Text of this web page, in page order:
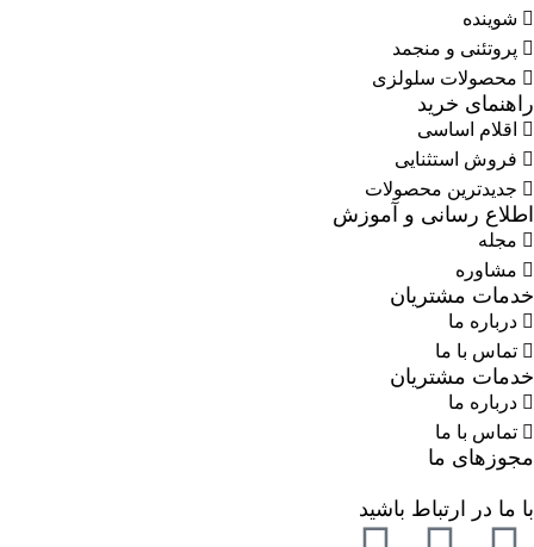
شوینده
پروتئنی و منجمد
محصولات سلولزی
راهنمای خرید
اقلام اساسی
فروش استثنایی
جدیدترین محصولات
اطلاع رسانی و آموزش
مجله
مشاوره
خدمات مشتریان
درباره ما
تماس با ما
خدمات مشتریان
درباره ما
تماس با ما
مجوزهای ما
با ما در ارتباط باشید